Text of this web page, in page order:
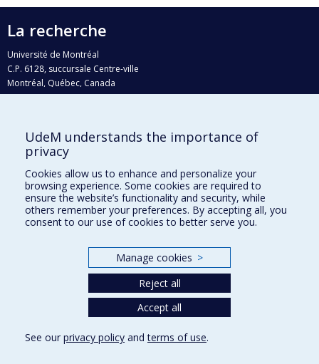
La recherche
Université de Montréal
C.P. 6128, succursale Centre-ville
Montréal, Québec, Canada
H3C 3J7
Qui fait quoi?
Nous trouver
Plan du site
Accessibilité
UdeM understands the importance of
privacy
Cookies allow us to enhance and personalize your
browsing experience. Some cookies are required to
ensure the website’s functionality and security, while
others remember your preferences. By accepting all, you
consent to our use of cookies to better serve you.
Manage cookies >
Reject all
Accept all
See our privacy policy andterms of use.